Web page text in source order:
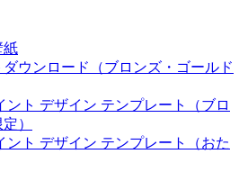
紙
ウンロード（ブロンズ・ゴールド
ント デザイン テンプレート（ブロ
）
ント デザイン テンプレート（おた